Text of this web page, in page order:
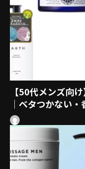
【50代メンズ向
｜ベタつかない